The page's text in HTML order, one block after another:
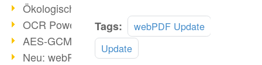
Ökologischen Abdruck reduzieren
OCR Power für Profis
AES-GCM-Unterstützung (PDF 2.0)
Neu: webPDF Developer Hub
Tags:
webPDF Update
Update